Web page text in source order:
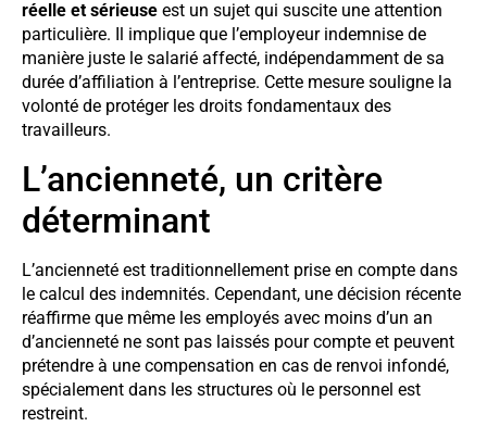
réelle et sérieuse est un sujet qui suscite une attention
particulière. Il implique que l’employeur indemnise de
manière juste le salarié affecté, indépendamment de sa
durée d’affiliation à l’entreprise. Cette mesure souligne la
volonté de protéger les droits fondamentaux des
travailleurs.
L’ancienneté, un critère
déterminant
L’ancienneté est traditionnellement prise en compte dans
le calcul des indemnités. Cependant, une décision récente
réaffirme que même les employés avec moins d’un an
d’ancienneté ne sont pas laissés pour compte et peuvent
prétendre à une compensation en cas de renvoi infondé,
spécialement dans les structures où le personnel est
restreint.